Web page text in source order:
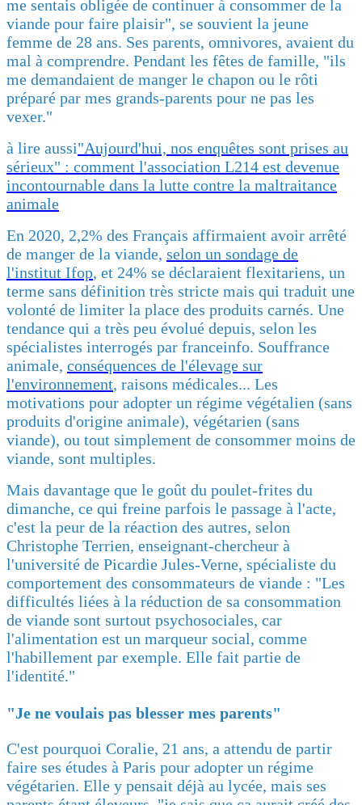
me sentais obligée de continuer à consommer de la
viande pour faire plaisir", se souvient la jeune
femme de 28 ans. Ses parents, omnivores, avaient du
mal à comprendre. Pendant les fêtes de famille, "ils
me demandaient de manger le chapon ou le rôti
préparé par mes grands-parents pour ne pas les
vexer."
à lire aussi"Aujourd'hui, nos enquêtes sont prises au
sérieux" : comment l'association L214 est devenue
incontournable dans la lutte contre la maltraitance
animale
En 2020, 2,2% des Français affirmaient avoir arrêté
de manger de la viande, selon un sondage de
l'institut Ifop, et 24% se déclaraient flexitariens, un
terme sans définition très stricte mais qui traduit une
volonté de limiter la place des produits carnés. Une
tendance qui a très peu évolué depuis, selon les
spécialistes interrogés par franceinfo. Souffrance
animale, conséquences de l'élevage sur
l'environnement, raisons médicales... Les
motivations pour adopter un régime végétalien (sans
produits d'origine animale), végétarien (sans
viande), ou tout simplement de consommer moins de
viande, sont multiples.
Mais davantage que le goût du poulet-frites du
dimanche, ce qui freine parfois le passage à l'acte,
c'est la peur de la réaction des autres, selon
Christophe Terrien, enseignant-chercheur à
l'université de Picardie Jules-Verne, spécialiste du
comportement des consommateurs de viande : "Les
difficultés liées à la réduction de sa consommation
de viande sont surtout psychosociales, car
l'alimentation est un marqueur social, comme
l'habillement par exemple. Elle fait partie de
l'identité."
"Je ne voulais pas blesser mes parents"
C'est pourquoi Coralie, 21 ans, a attendu de partir
faire ses études à Paris pour adopter un régime
végétarien. Elle y pensait déjà au lycée, mais ses